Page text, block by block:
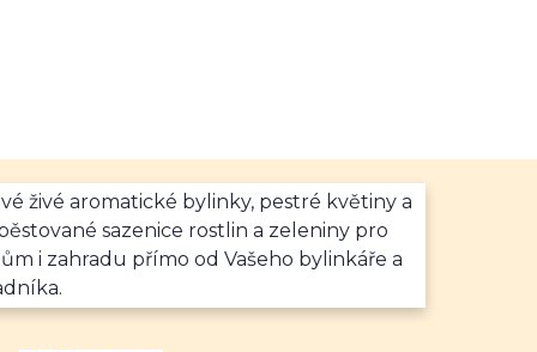
živé aromatické bylinky, pestré květiny a
sazenice rostlin a zeleniny pro
i zahradu přímo od Vašeho bylinkáře a